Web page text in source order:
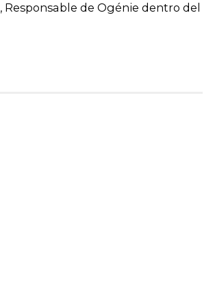
, Responsable de Ogénie dentro del